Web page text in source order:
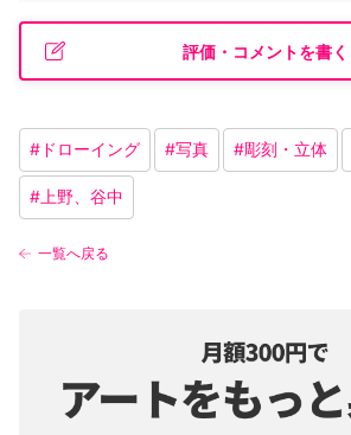
評価・コメントを書く
# ドローイング #写真 #彫刻・立体
# 上野、谷中
一覧へ戻る